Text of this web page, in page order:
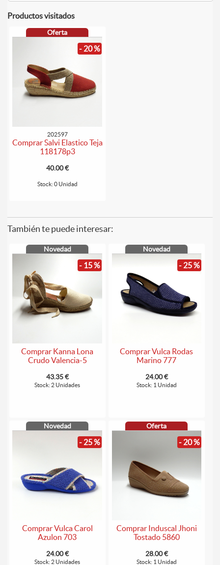
Productos visitados
Oferta
- 20 %
202597
Comprar Salvi Elastico Teja
118178p3
40.00 €
Stock: 0 Unidad
También te puede interesar:
Novedad
- 15 %
Comprar Kanna Lona
Crudo Valencia-5
43.35 €
Stock: 2 Unidades
Novedad
- 25 %
Comprar Vulca Rodas
Marino 777
24.00 €
Stock: 1 Unidad
Novedad
- 25 %
Comprar Vulca Carol
Azulon 703
24.00 €
Stock: 2 Unidades
Oferta
- 20 %
Comprar Induscal Jhoni
Tostado 5860
28.00 €
Stock: 1 Unidad